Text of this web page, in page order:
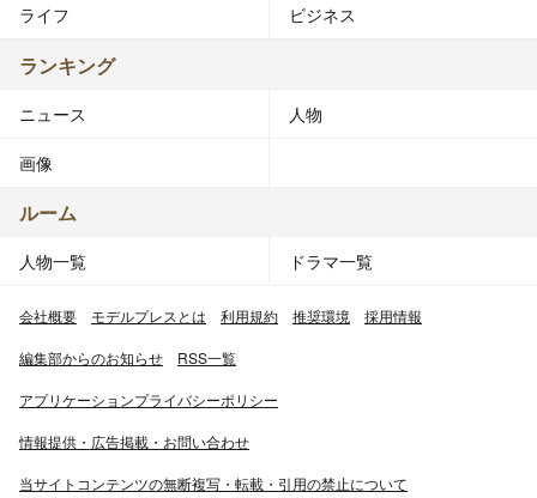
ライフ ビジネス
ランキング
ニュース 人物
画像
ルーム
人物一覧 ドラマ一覧
会社概要 モデルプレスとは 利用規約 推奨環境 採用情報
編集部からのお知らせ RSS一覧
アプリケーションプライバシーポリシー
情報提供・広告掲載・お問い合わせ
当サイトコンテンツの無断複写・転載・引用の禁止について